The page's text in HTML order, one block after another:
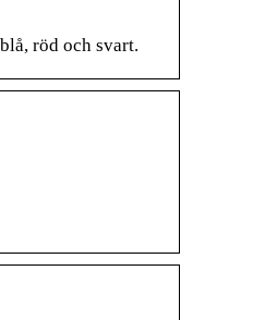
röd och svart.